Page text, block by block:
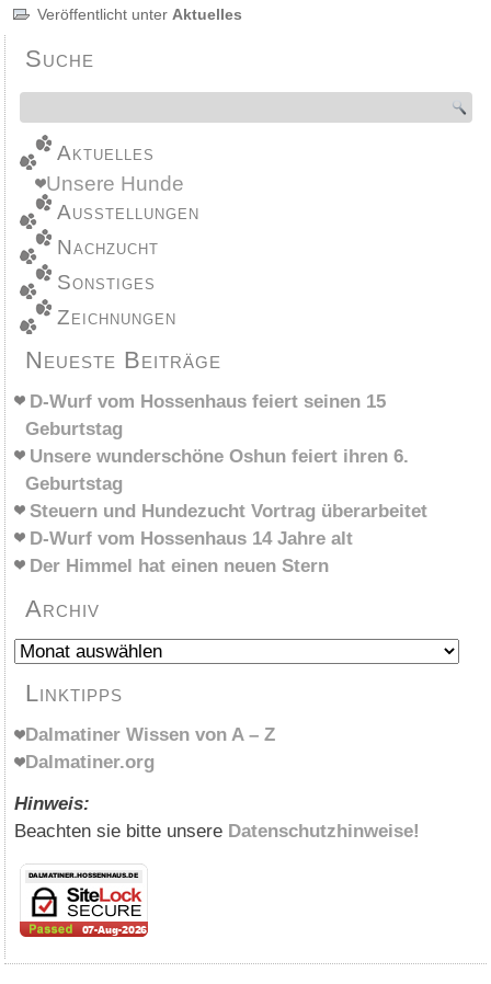
Veröffentlicht unter Aktuelles
Suche
Aktuelles
Unsere Hunde
Ausstellungen
Nachzucht
Sonstiges
Zeichnungen
Neueste Beiträge
D-Wurf vom Hossenhaus feiert seinen 15
Geburtstag
Unsere wunderschöne Oshun feiert ihren 6.
Geburtstag
Steuern und Hundezucht Vortrag überarbeitet
D-Wurf vom Hossenhaus 14 Jahre alt
Der Himmel hat einen neuen Stern
Archiv
Archiv
Linktipps
Dalmatiner Wissen von A – Z
Dalmatiner.org
Hinweis:
Beachten sie bitte unsere Datenschutzhinweise!